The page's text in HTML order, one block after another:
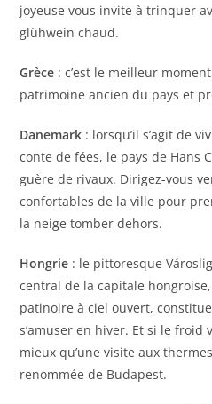
joyeuse vous invite à trinquer
glühwein chaud.
Grèce : c’est le meilleur
patrimoine ancien du pays et
Danemark : lorsqu’il s’agit de
conte de fées, le pays de Hans
guère de rivaux. Dirigez-vous
confortables de la ville pour
la neige tomber dehors.
Hongrie : le pittoresque
central de la capitale
patinoire à ciel ouvert,
s’amuser en hiver. Et si le froid
mieux qu’une visite aux
renommée de Budapest.